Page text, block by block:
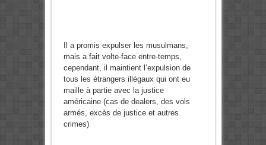
Il a promis expulser les musulmans,
mais a fait volte-face entre-temps,
cependant, il maintient l’expulsion de
tous les étrangers illégaux qui ont eu
maille à partie avec la justice
américaine (cas de dealers, des vols
armés, excès de justice et autres
crimes)